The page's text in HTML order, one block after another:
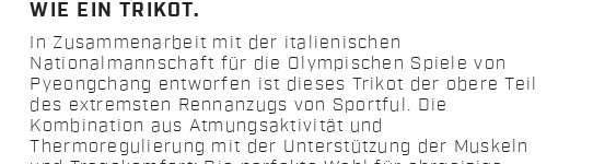
WIE EIN TRIKOT.
In Zusammenarbeit mit der italienischen
Nationalmannschaft für die Olympischen Spiele von
Pyeongchang entworfen ist dieses Trikot der obere Teil
des extremsten Rennanzugs von Sportful. Die
Kombination aus Atmungsaktivität und
Thermoregulierung mit der Unterstützung der Muskeln